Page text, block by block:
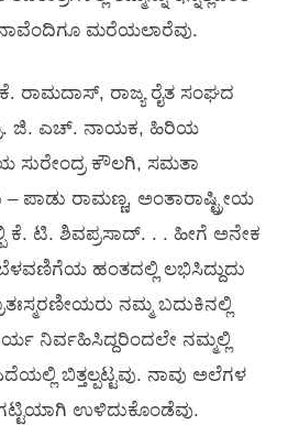
ನಾವೆಂದಿಗೂ ಮರೆಯಲಾರೆವು.
ರಾಮದಾಸ್, ರಾಜ್ಯ ರೈತ ಸಂಘದ
ಜಿ. ಎಚ್. ನಾಯಕ, ಹಿರಿಯ
ಸುರೇಂದ್ರ ಕೌಲಗಿ, ಸಮತಾ
ಪಾಡು ರಾಮಣ್ಣ, ಅಂತಾರಾಷ್ಟ್ರೀಯ
ಕೆ. ಟಿ. ಶಿವಪ್ರಸಾದ್. . . ಹೀಗೆ ಅನೇಕ
ಹಂತದಲ್ಲಿ ಲಭಿಸಿದ್ದುದು
ನಮ್ಮ ಬದುಕಿನಲ್ಲಿ
ನಿರ್ವಹಿಸಿದ್ದರಿಂದಲೇ ನಮ್ಮಲ್ಲಿ
ಬಿತ್ತಲ್ಪಟ್ಟವು. ನಾವು ಅಲೆಗಳ
ಉಳಿದುಕೊಂಡೆವು.